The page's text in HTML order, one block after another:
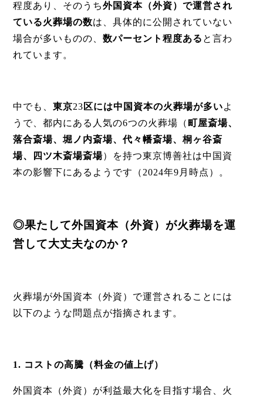
程度あり、そのうち外国資本（外資）で運営され
ている火葬場の数は、具体的に公開されていない
場合が多いものの、 数パーセント程度ある と言わ
れています。
中でも、 東京23 区には中国資本の火葬場が多いよ
うで、都内にある人気の6つの火葬場（ 町屋斎場、
落合斎場、堀ノ内斎場、代々幡斎場、桐ヶ谷斎
場、四ツ木斎場斎場）を持つ東京博善社は中国資
本の影響下にあるようです（ 2024年9 月時点）。
◎果たして外国資本（外資）が火葬場を運
営して大丈夫なのか？
火葬場が外国資本（外資）で運営されることには
以下のような問題点が指摘されます。
1. コストの高騰（料金の値上げ）
外国資本 （外資） が利益最大化を目指す場合、火